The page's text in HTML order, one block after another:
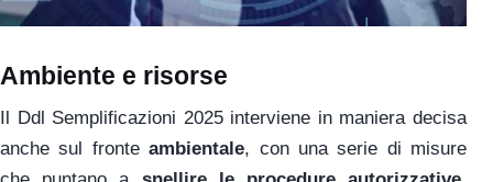
Ambiente e risorse
Il Ddl Semplificazioni 2025 interviene in maniera decisa
anche sul fronteambientale, con una serie di misure